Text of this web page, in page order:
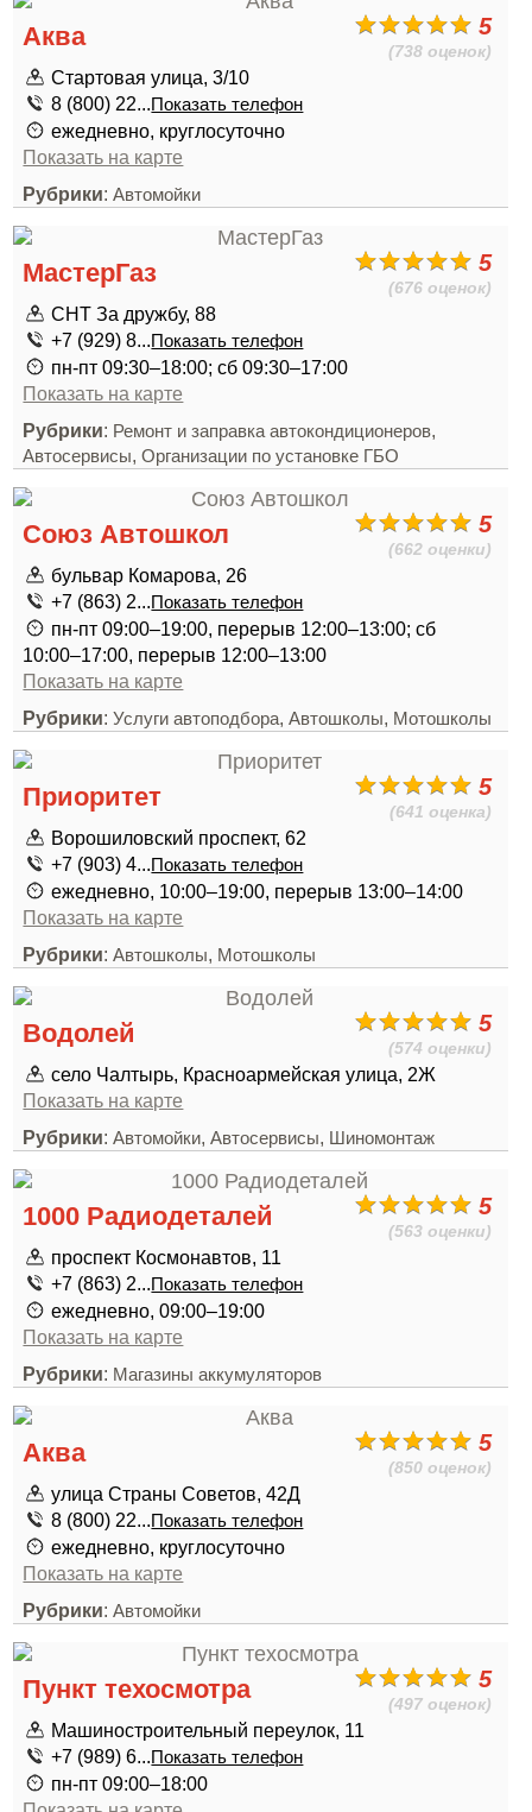
5
(738 оценок)
Аква
Стартовая улица, 3/10
8 (800) 22...Показать телефон
ежедневно, круглосуточно
Показать на карте
Рубрики:Автомойки
5
(676 оценок)
МастерГаз
СНТ За дружбу, 88
+7 (929) 8...Показать телефон
пн-пт 09:30–18:00; сб 09:30–17:00
Показать на карте
Рубрики: Ремонт и заправка автокондиционеров,
Автосервисы,Организации по установке ГБО
5
(662 оценки)
Союз Автошкол
бульвар Комарова, 26
+7 (863) 2...Показать телефон
пн-пт 09:00–19:00, перерыв 12:00–13:00; сб
10:00–17:00, перерыв 12:00–13:00
Показать на карте
Рубрики:Услуги автоподбора,Автошколы, Мотошколы
5
(641 оценка)
Приоритет
Ворошиловский проспект, 62
+7 (903) 4...Показать телефон
ежедневно, 10:00–19:00, перерыв 13:00–14:00
Показать на карте
Рубрики:Автошколы, Мотошколы
5
(574 оценки)
Водолей
село Чалтырь, Красноармейская улица, 2Ж
Показать на карте
Рубрики:Автомойки,Автосервисы, Шиномонтаж
5
(563 оценки)
1000 Радиодеталей
проспект Космонавтов, 11
+7 (863) 2...Показать телефон
ежедневно, 09:00–19:00
Показать на карте
Рубрики: Магазины аккумуляторов
5
(850 оценок)
Аква
улица Страны Советов, 42Д
8 (800) 22...Показать телефон
ежедневно, круглосуточно
Показать на карте
Рубрики:Автомойки
5
(497 оценок)
Пункт техосмотра
Машиностроительный переулок, 11
+7 (989) 6...Показать телефон
пн-пт 09:00–18:00